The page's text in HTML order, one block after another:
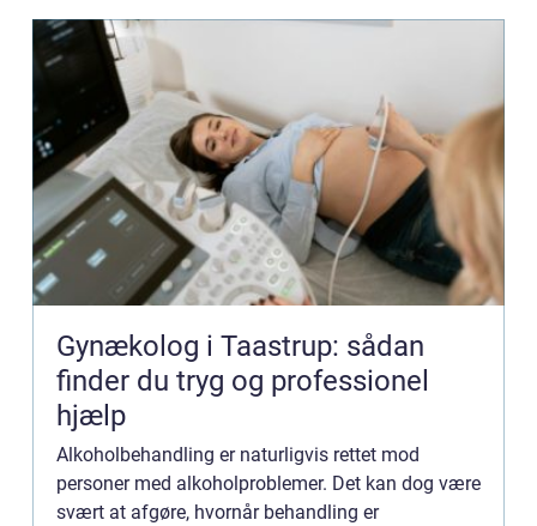
Gynækolog i Taastrup: sådan
finder du tryg og professionel
hjælp
Alkoholbehandling er naturligvis rettet mod
personer med alkoholproblemer. Det kan dog være
svært at afgøre, hvornår behandling er